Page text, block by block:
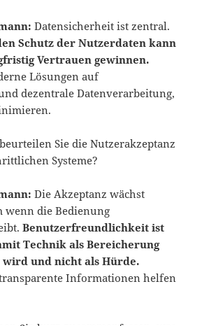
Datensicherheit ist zentral.
Schutz der Nutzerdaten kann
Vertrauen gewinnen.
Lösungen auf
dezentrale Datenverarbeitung,
Sie die Nutzerakzeptanz
Systeme?
Die Akzeptanz wächst
wenn die Bedienung
Benutzerfreundlichkeit ist
Technik als Bereicherung
und nicht als Hürde.
Informationen helfen